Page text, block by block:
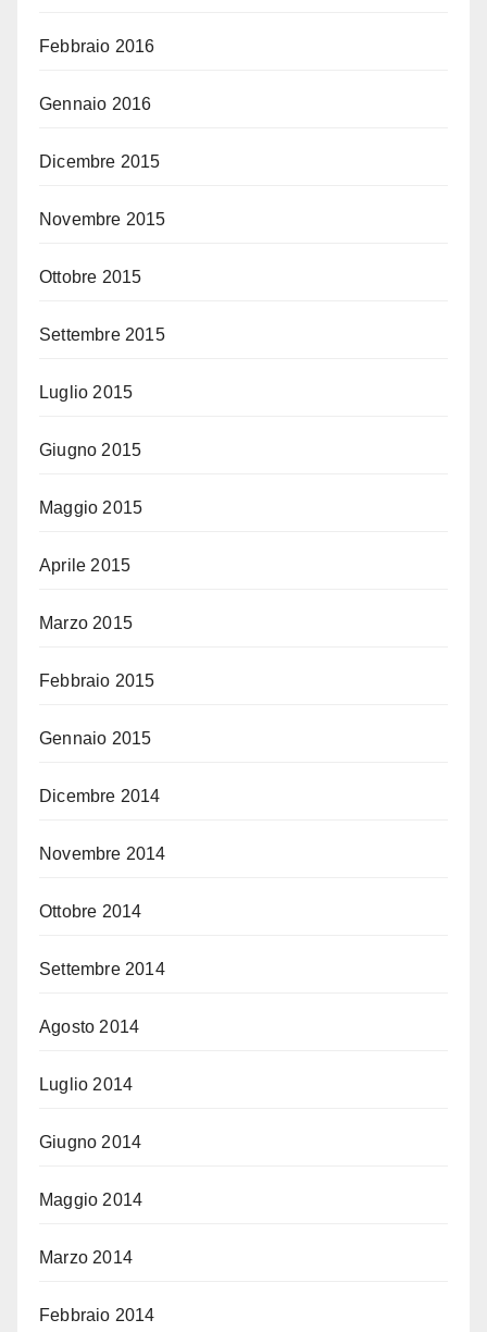
Febbraio 2016
Gennaio 2016
Dicembre 2015
Novembre 2015
Ottobre 2015
Settembre 2015
Luglio 2015
Giugno 2015
Maggio 2015
Aprile 2015
Marzo 2015
Febbraio 2015
Gennaio 2015
Dicembre 2014
Novembre 2014
Ottobre 2014
Settembre 2014
Agosto 2014
Luglio 2014
Giugno 2014
Maggio 2014
Marzo 2014
Febbraio 2014